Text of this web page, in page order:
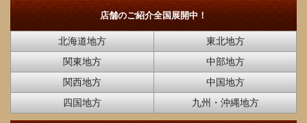
店舗のご紹介全国展開中！
北海道地方
東北地方
関東地方
中部地方
関西地方
中国地方
四国地方
九州・沖縄地方